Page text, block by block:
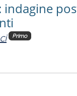
indagine
Primo